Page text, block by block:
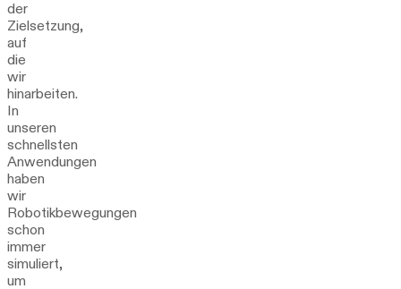
der
Zielsetzung,
auf
die
wir
hinarbeiten.
In
unseren
schnellsten
Anwendungen
haben
wir
Robotikbewegungen
schon
immer
simuliert,
um